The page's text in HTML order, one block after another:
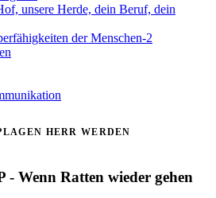
unsere Herde, dein Beruf, dein
der Menschen-2
HERR WERDEN
Wenn Ratten wieder gehen